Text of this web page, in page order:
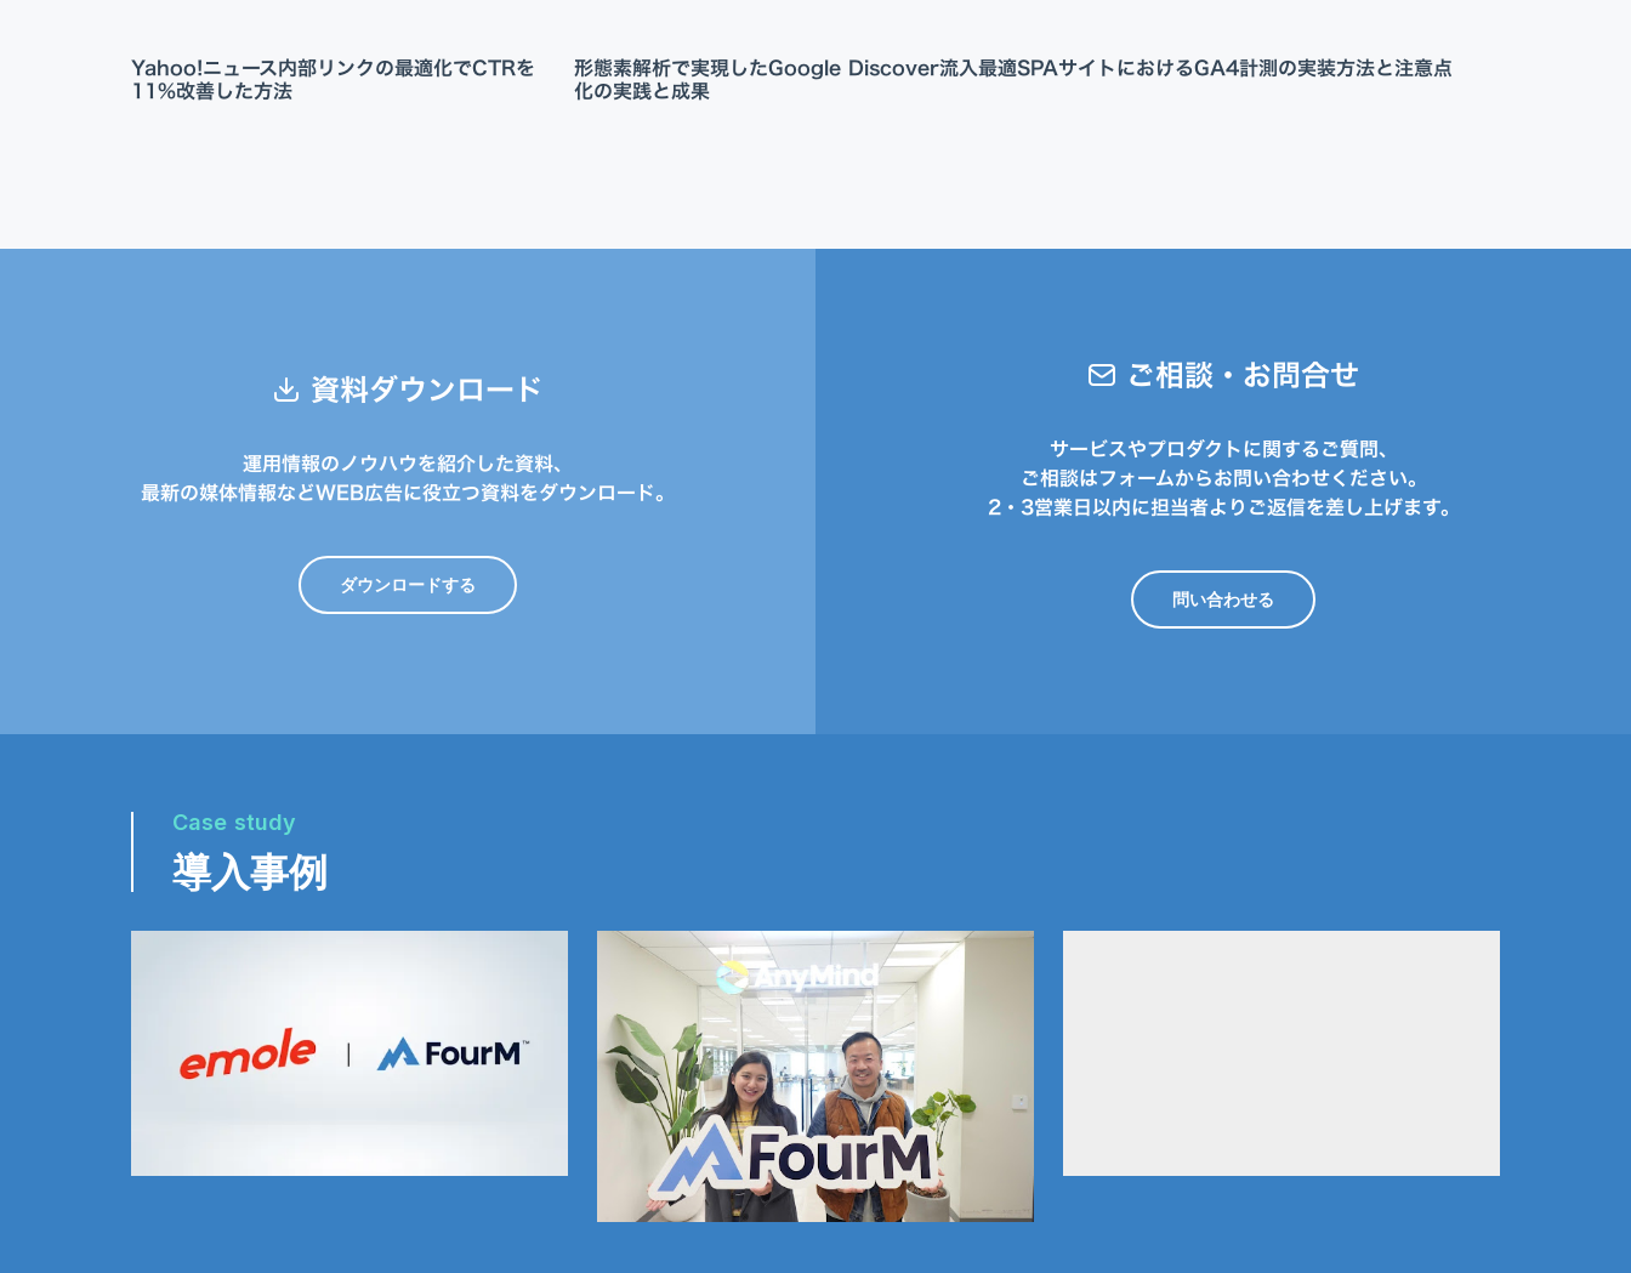
Yahoo!ニュース内部リンクの最適化でCTRを
11%改善した方法
形態素解析で実現したGoogle Discover流入最適
化の実践と成果
SPAサイトにおけるGA4計測の実装方法と注意点
資料ダウンロード
運用情報のノウハウを紹介した資料、
最新の媒体情報などWEB広告に役立つ資料をダウンロード。
ダウンロードする
ご相談・お問合せ
サービスやプロダクトに関するご質問、
ご相談はフォームからお問い合わせください。
2・3営業日以内に担当者よりご返信を差し上げます。
問い合わせる
Case study
導入事例